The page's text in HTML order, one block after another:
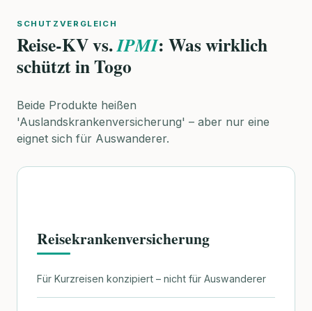
SCHUTZVERGLEICH
Reise-KV vs.IPMI: Was wirklich
schützt in Togo
Beide Produkte heißen
'Auslandskrankenversicherung' – aber nur eine
eignet sich für Auswanderer.
Reisekrankenversicherung
Für Kurzreisen konzipiert – nicht für Auswanderer